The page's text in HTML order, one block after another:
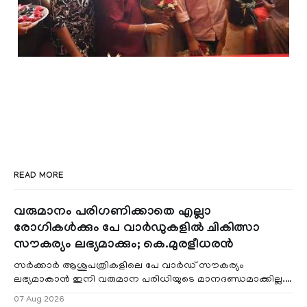
READ MORE
വരുമാനം പരിഗണിക്കാതെ എല്ലാ
രോഗികൾക്കും പേ വാർഡുകളിൽ ചികിത്സാ
സൗകര്യം ലഭ്യമാക്കും; കെ.മുരളീധരൻ
സർക്കാർ ആശുപത്രികളിലെ പേ വാർഡ് സൗകര്യം
ലഭ്യമാകാൻ ഇനി വരുമാന പരിധിയുടെ മാനദണ്ഡമാക്കില്ല.
07 Aug 2026